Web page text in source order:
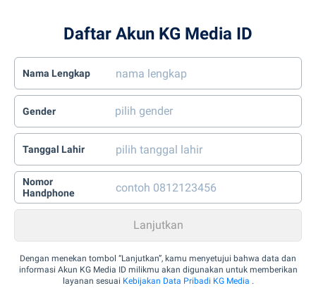
Daftar Akun KG Media ID
Nama Lengkap
Gender
Tanggal Lahir
Nomor
Handphone
Dengan menekan tombol “Lanjutkan”, kamu menyetujui bahwa data dan
informasi Akun KG Media ID milikmu akan digunakan untuk memberikan
layanan sesuai Kebijakan Data Pribadi KG Media .